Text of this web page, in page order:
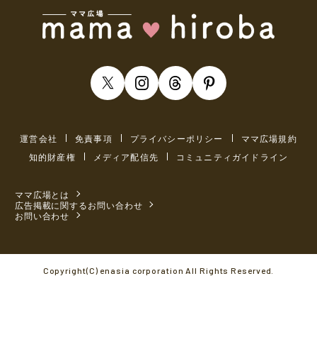
運営会社 免責事項 プライバシーポリシー
ママ広場規約
知的財産権
メディア配信先 コミュニティガイドライン
ママ広場とは
広告掲載に関するお問い合わせ
お問い合わせ
Copyright(C) enasia corporation All Rights Reserved.